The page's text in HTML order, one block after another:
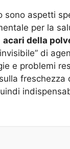
aspetti
per la
acari della
di
e problemi
freschezza